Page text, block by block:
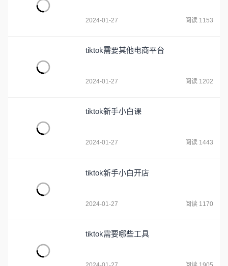
2024-01-27 阅读 1153
tiktok需要其他电商平台
2024-01-27 阅读 1202
tiktok新手小白课
2024-01-27 阅读 1443
tiktok新手小白开店
2024-01-27 阅读 1170
tiktok需要哪些工具